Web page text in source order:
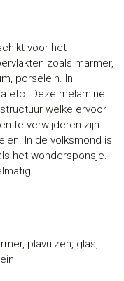
voor het
zoals marmer,
porselein. In
etc. Deze melamine
welke ervoor
te verwijderen zijn
In de volksmond is
het wondersponsje.
plavuizen, glas,